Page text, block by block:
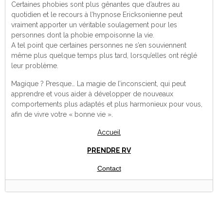
Certaines phobies sont plus gênantes que d’autres au
quotidien et le recours à l’hypnose Ericksonienne peut
vraiment apporter un véritable soulagement pour les
personnes dont la phobie empoisonne la vie.
A tel point que certaines personnes ne s’en souviennent
même plus quelque temps plus tard, lorsqu’elles ont réglé
leur problème.
Magique ? Presque… La magie de l’inconscient, qui peut
apprendre et vous aider à développer de nouveaux
comportements plus adaptés et plus harmonieux pour vous,
afin de vivre votre « bonne vie ».
Accueil
PRENDRE RV
Contact